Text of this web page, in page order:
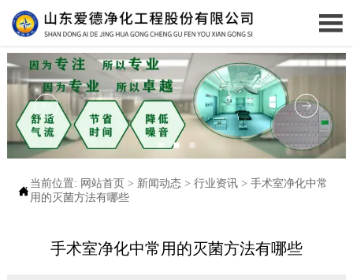


当前位置: 网站首页 > 新闻动态> 行业资讯> 手术室净化中常
用的灭菌方法有哪些
手术室净化中常用的灭菌方法有哪些